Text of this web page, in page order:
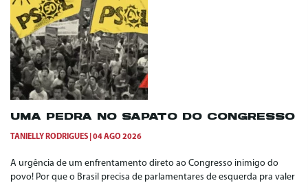
UMA PEDRA NO SAPATO DO CONGRESSO
TANIELLY RODRIGUES 04 AGO 2026
A urgência de um enfrentamento direto ao Congresso inimigo do
povo! Por que o Brasil precisa de parlamentares de esquerda pra valer